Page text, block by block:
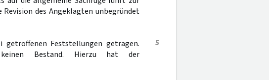
des Angeklagten unbegründet
5
getroffenen Feststellungen getragen.
keinen Bestand. Hierzu hat der